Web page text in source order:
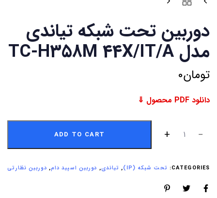
دوربین تحت شبکه تیاندی
مدل TC-H358M 44X/IT/A
تومان0
دانلود PDF محصول ⇓
ADD TO CART
CATEGORIES: تحت شبکه (IP) , تیاندی, دوربین اسپید دام, دوربین نظارتی